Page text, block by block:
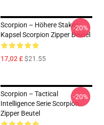
Scorpion – Höhere Stakes
Kapsel Scorpion Zipper Beutel
17,02 £$21.55
-20%
Scorpion – Tactical
Intelligence Serie Scorpion
Zipper Beutel
-20%